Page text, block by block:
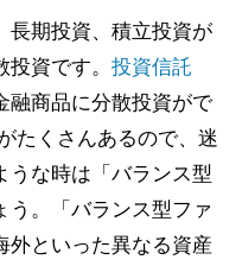
長期投資、積立投資が
資です。 投資信託
融商品に分散投資がで
たくさんあるので、迷
うな時は「バランス型
う。「バランス型ファ
外といった異なる資産